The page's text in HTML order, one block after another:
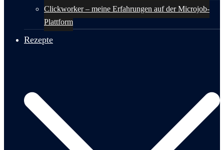
Clickworker – meine Erfahrungen auf der Microjob-
Plattform
Rezepte